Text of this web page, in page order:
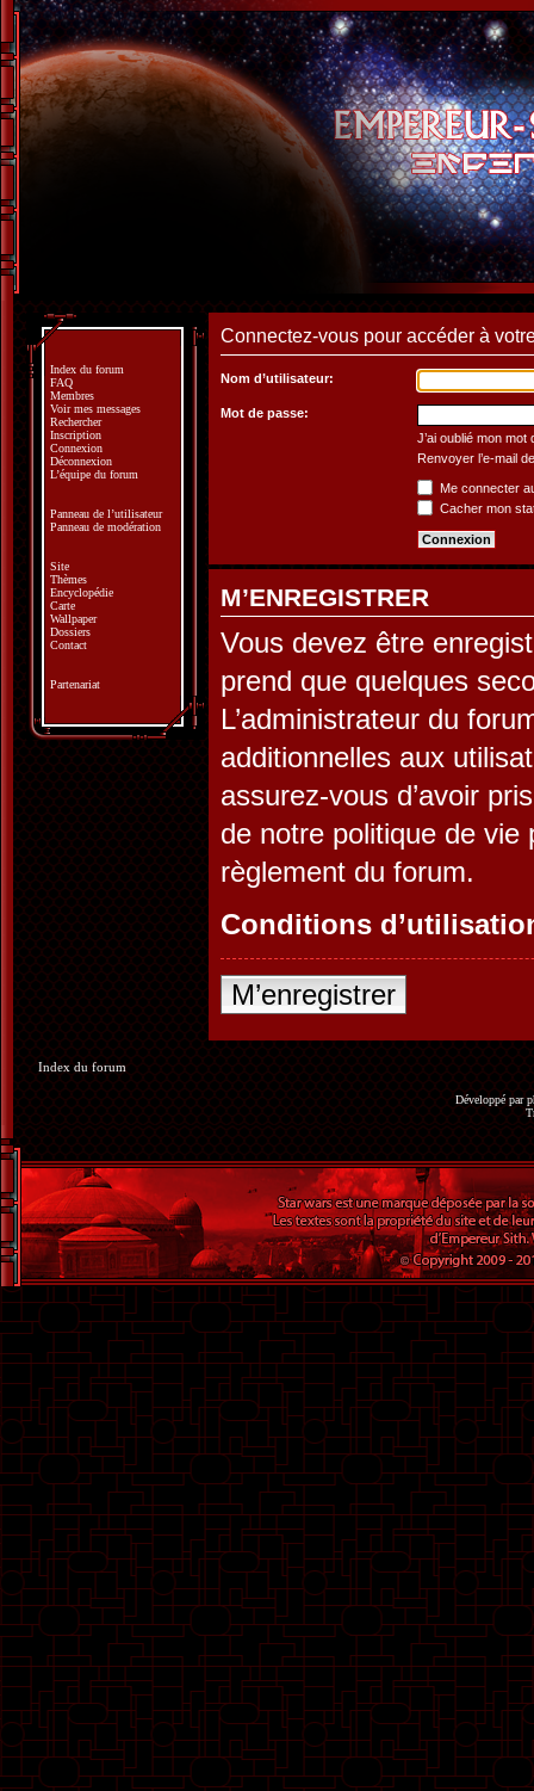
Connectez-vous pour accéder à
Nom d’utilisateur:
Mot de passe:
J’ai oublié mon mot
Renvoyer l’e-mail
Me connecter
Cacher mon
M’ENREGISTRER
Vous devez être
prend que quelques
L’administrateur du
additionnelles aux
assurez-vous d’avoir
de notre politique de vie
règlement du forum.
Conditions
M’enregistrer
Index du forum
FAQ
Membres
Voir mes messages
Rechercher
Inscription
Connexion
Déconnexion
L’équipe du forum
Panneau de l’utilisateur
Panneau de modération
Site
Thèmes
Encyclopédie
Carte
Wallpaper
Dossiers
Contact
Partenariat
Index du forum
Développé par